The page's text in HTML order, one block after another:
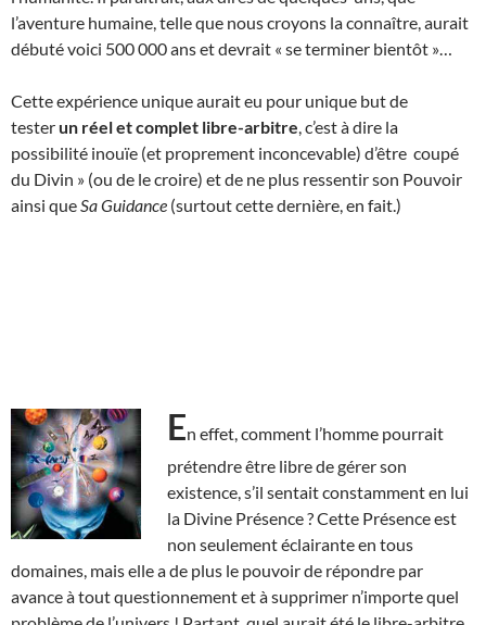
l’aventure humaine, telle que nous croyons la connaître, aurait
débuté voici 500 000 ans et devrait « se terminer bientôt »…
Cette expérience unique aurait eu pour unique but de
testerun réel et complet libre-arbitre , c’est à dire la
possibilité inouïe (et proprement inconcevable) d’être coupé
du Divin » (ou de le croire) et de ne plus ressentir son Pouvoir
ainsi que Sa Guidance (surtout cette dernière, en fait.)
En effet, comment l’homme pourrait
prétendre être libre de gérer son
existence, s’il sentait constamment en lui
la Divine Présence ? Cette Présence est
non seulement éclairante en tous
domaines, mais elle a de plus le pouvoir de répondre par
avance à tout questionnement et à supprimer n’importe quel